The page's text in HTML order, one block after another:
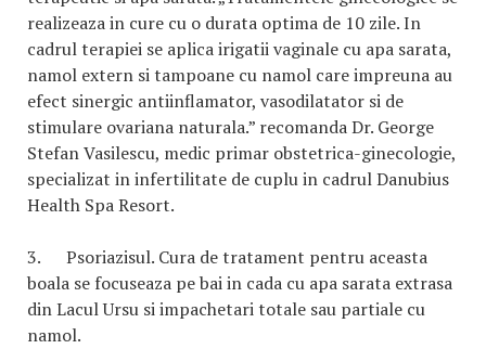
realizeaza in cure cu o durata optima de 10 zile. In
cadrul terapiei se aplica irigatii vaginale cu apa sarata,
namol extern si tampoane cu namol care impreuna au
efect sinergic antiinflamator, vasodilatator si de
stimulare ovariana naturala.” recomanda Dr. George
Stefan Vasilescu, medic primar obstetrica-ginecologie,
specializat in infertilitate de cuplu in cadrul Danubius
Health Spa Resort.
3. Psoriazisul. Cura de tratament pentru aceasta
boala se focuseaza pe bai in cada cu apa sarata extrasa
din Lacul Ursu si impachetari totale sau partiale cu
namol.